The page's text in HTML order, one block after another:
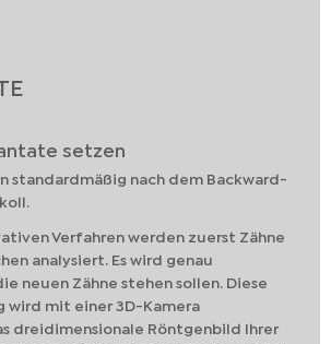
setzen
standardmäßig nach dem Backward-
Verfahren werden zuerst Zähne
analysiert. Es wird genau
neuen Zähne stehen sollen. Diese
wird mit einer 3D-Kamera
dreidimensionale Röntgenbild Ihrer